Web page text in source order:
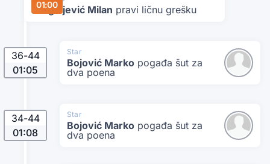
01:00
Dragoljević Milan pravi ličnu grešku
Star
Bojović Markopogađa šut za
dva poena
36-44
01:05
Star
Bojović Markopogađa šut za
dva poena
34-44
01:08